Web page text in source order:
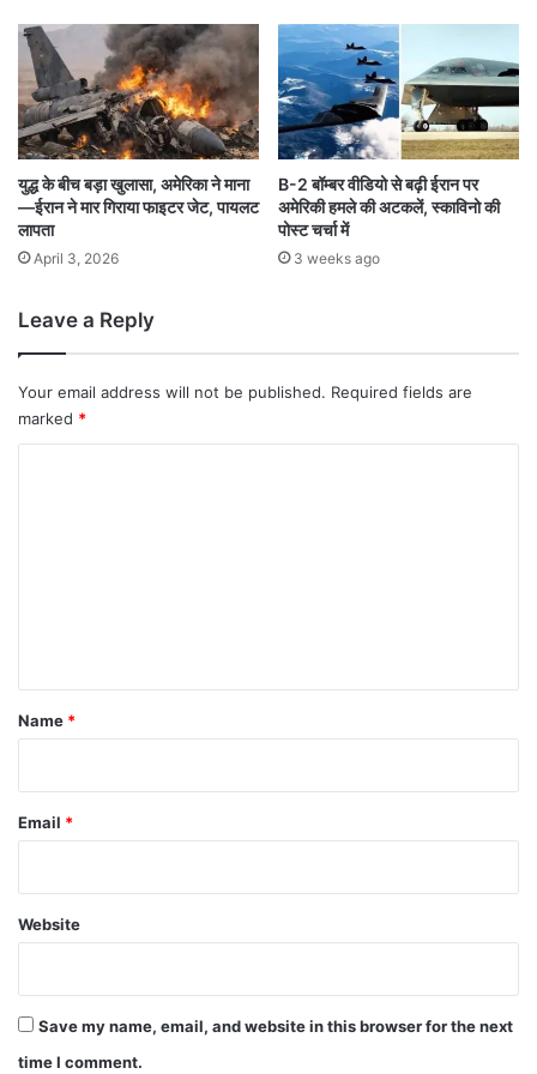
युद्ध के बीच बड़ा खुलासा, अमेरिका ने माना
—ईरान ने मार गिराया फाइटर जेट, पायलट
लापता
April 3, 2026
B-2 बॉम्बर वीडियो से बढ़ी ईरान पर
अमेरिकी हमले की अटकलें, स्काविनो की
पोस्ट चर्चा में
3 weeks ago
Leave a Reply
Your email address will not be published. Required fields are
marked *
*
Name *
Email *
Website
Save my name, email, and website in this browser for the next
time I comment.